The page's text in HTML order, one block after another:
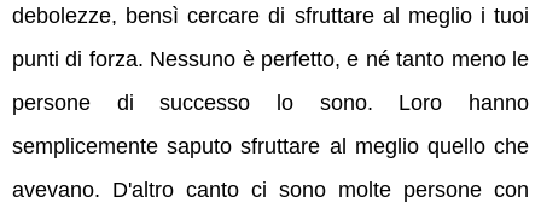
debolezze, bensì cercare di sfruttare al meglio i tuoi
punti di forza. Nessuno è perfetto, e né tanto meno le
persone di successo lo sono. Loro hanno
semplicemente saputo sfruttare al meglio quello che
avevano. D'altro canto ci sono molte persone con